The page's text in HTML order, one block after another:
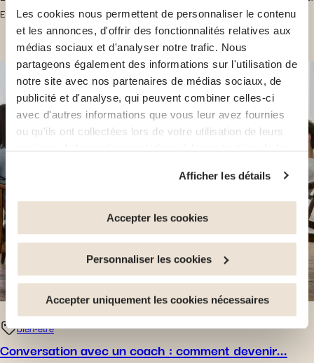
Les cookies nous permettent de personnaliser le contenu
et les annonces, d'offrir des fonctionnalités relatives aux
médias sociaux et d'analyser notre trafic. Nous
partageons également des informations sur l'utilisation de
notre site avec nos partenaires de médias sociaux, de
publicité et d'analyse, qui peuvent combiner celles-ci
avec d'autres informations que vous leur avez fournies
ou qu'ils ont collectées lors de votre utilisation de leurs
services.Informations relatives à la protection de la
Vous avez la possibilité de retirer votre consentement à
tout moment en cliquant sur le lien "gestion des cookies"
bon fonctionnement du site. Notez que si vous
désactivez des cookies utilisés ici, il se peut que
certaines fonctionnalités ou parties de ce site Web ne
soient plus normalement accessibles. D'autres sont
utilisés pour : Améliorer votre expérience utilisateur, en
personnalisant vos fonctionnalités et en se souvenant de
Afficher les détails
Accepter les cookies
Personnaliser les cookies
Accepter uniquement les cookies nécessaires
Elle reflète la capacité des sociétés à prévenir et à traiter la dépression,...
bien-être
Conversation avec un coach : comment devenir...